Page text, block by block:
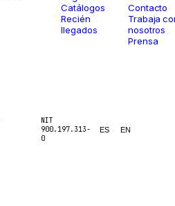
Catálogos
Recién
llegados
Contacto
Trabaja
nosotros
Prensa
NIT
900.197.313-
0
ES EN